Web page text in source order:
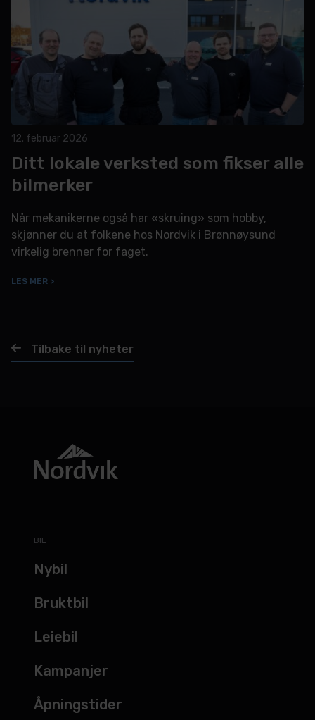
12. februar 2026
Ditt lokale verksted som fikser alle
bilmerker
Når mekanikerne også har «skruing» som hobby,
skjønner du at folkene hos Nordvik i Brønnøysund
virkelig brenner for faget.
LES MER >
Tilbake til nyheter
BIL
Nybil
Bruktbil
Leiebil
Kampanjer
Åpningstider